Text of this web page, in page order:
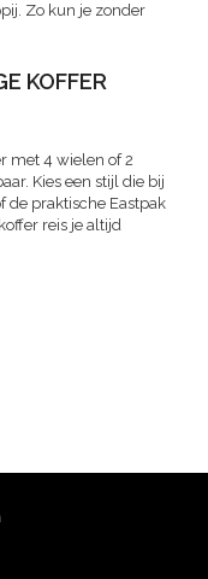
Zo kun je zonder
KOFFER
met 4 wielen of 2
Kies een stijl die bij
de praktische Eastpak
reis je altijd